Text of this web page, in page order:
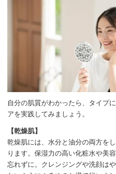
自分の肌質がわかったら、タイプ
アを実践してみましょう。
【乾燥肌】
乾燥肌には、水分と油分の両方を
ります。保湿力の高い化粧水や美
忘れずに。クレンジングや洗顔は